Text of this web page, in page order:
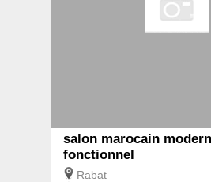
salon marocain
fonctionnel
Rabat